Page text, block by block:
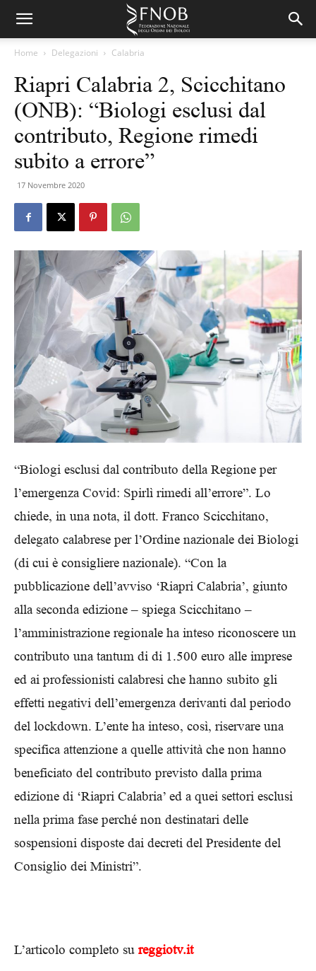
Home Delegazioni Calabria
Riapri Calabria 2, Scicchitano
(ONB): “Biologi esclusi dal
contributo, Regione rimedi
subito a errore”
17 Novembre 2020
“Biologi esclusi dal contributo della Regione per
l’emergenza Covid: Spirlì rimedi all’errore”. Lo
chiede, in una nota, il dott. Franco Scicchitano,
delegato calabrese per l’Ordine nazionale dei Biologi
(di cui è consigliere nazionale). “Con la
pubblicazione dell’avviso ‘Riapri Calabria’, giunto
alla seconda edizione – spiega Scicchitano –
l’amministrazione regionale ha inteso riconoscere un
contributo una tantum di di 1.500 euro alle imprese
ed ai professionisti calabresi che hanno subito gli
effetti negativi dell’emergenza derivanti dal periodo
del lockdown. L’ente ha inteso, così, riservare una
specifica attenzione a quelle attività che non hanno
beneficiato del contributo previsto dalla prima
edizione di ‘Riapri Calabria’ ed a quei settori esclusi
nella prima fase perché non destinatari delle
sospensioni disposte dai decreti del Presidente del
Consiglio dei Ministri”.
L’articolo completo su reggiotv.it